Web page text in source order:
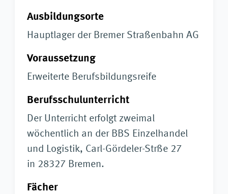
Ausbildungsorte
Hauptlager der Bremer Straßenbahn AG
Voraussetzung
Erweiterte Berufsbildungsreife
Berufsschulunterricht
Der Unterricht erfolgt zweimal
wöchentlich an der BBS Einzelhandel
und Logistik, Carl-Gördeler-Strße 27
in 28327 Bremen.
Fächer